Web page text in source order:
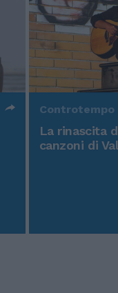
Controtempo
La rinascita
canzoni di